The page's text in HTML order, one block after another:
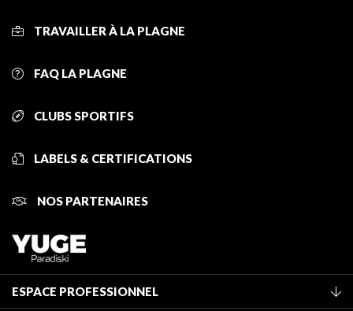
TRAVAILLER À LA PLAGNE
FAQ LA PLAGNE
CLUBS SPORTIFS
LABELS & CERTIFICATIONS
NOS PARTENAIRES
ESPACE PROFESSIONNEL